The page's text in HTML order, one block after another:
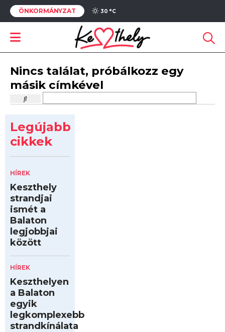
ÖNKORMÁNYZAT 30 °C
Nincs találat, próbálkozz egy
másik címkével
Legújabb
cikkek
HÍREK
Keszthely
strandjai
ismét a
Balaton
legjobbjai
között
HÍREK
Keszthelyen
a Balaton
egyik
legkomplexebb
strandkínálata